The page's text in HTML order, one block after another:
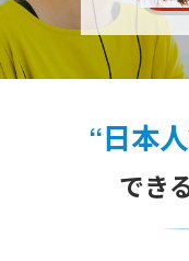
“日本
でき